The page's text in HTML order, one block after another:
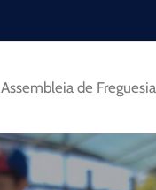
Assembleia de Freguesia